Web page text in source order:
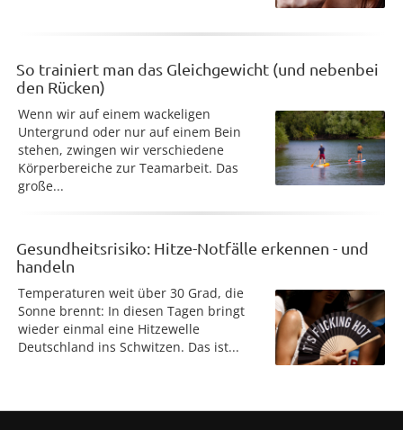
So trainiert man das Gleichgewicht (und nebenbei
den Rücken)
Wenn wir auf einem wackeligen
Untergrund oder nur auf einem Bein
stehen, zwingen wir verschiedene
Körperbereiche zur Teamarbeit. Das
große...
Gesundheitsrisiko: Hitze-Notfälle erkennen - und
handeln
Temperaturen weit über 30 Grad, die
Sonne brennt: In diesen Tagen bringt
wieder einmal eine Hitzewelle
Deutschland ins Schwitzen. Das ist...